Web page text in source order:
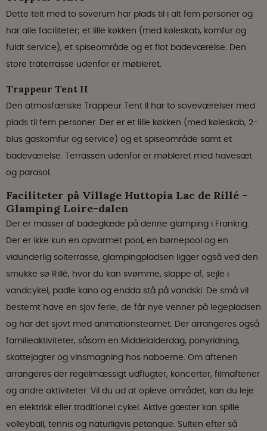
Dette telt med to soverum har plads til i alt fem personer og
har alle faciliteter; et lille køkken (med køleskab, komfur og
fuldt service), et spiseområde og et flot badeværelse. Den
store träterrasse udenfor er møbleret.
Trappeur Tent II
Den atmosfæriske Trappeur Tent II har to soveværelser med
plads til fem personer. Der er et lille køkken (med køleskab, 2-
blus gaskomfur og service) og et spiseområde samt et
badeværelse. Terrassen udenfor er møbleret med havesæt
og parasol.
Faciliteter på Village Huttopia Lac de Rillé -
Glamping Loire-dalen
Der er masser af badeglæde på denne glamping i Frankrig.
Der er ikke kun en opvarmet pool, en børnepool og en
vidunderlig solterrasse, glampingpladsen ligger også ved den
smukke sø Rillé, hvor du kan svømme, slappe af, sejle i
vandcykel, padle kano og endda stå på vandski. De små vil
bestemt have en sjov ferie; de får nye venner på legepladsen
og har det sjovt med animationsteamet. Der arrangeres også
familieaktiviteter, såsom en Middelalderdag, ponyridning,
skattejagter og vinsmagning hos naboerne. Om aftenen
arrangeres der regelmæssigt udflugter, koncerter, filmaftener
og andre aktiviteter. Vil du ud at opleve området, kan du leje
en elektrisk eller traditionel cykel. Aktive gæster kan spille
volleyball, tennis og naturligvis petanque. Sulten efter så